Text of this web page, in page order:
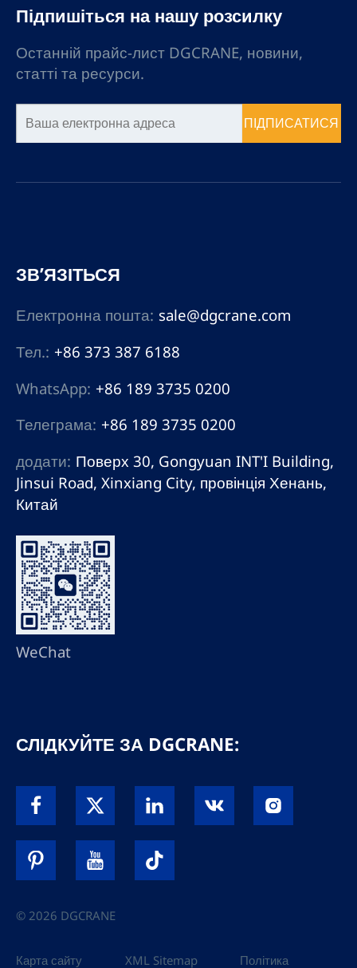
Підпишіться на нашу розсилку
Останній прайс-лист DGCRANE, новини,
статті та ресурси.
ПІДПИСАТИСЯ
ЗВ’ЯЗІТЬСЯ
Електронна пошта: sale@dgcrane.com
Тел.: +86 373 387 6188
WhatsApp: +86 189 3735 0200
Телеграма: +86 189 3735 0200
додати: Поверх 30, Gongyuan INT'I Building,
Jinsui Road, Xinxiang City, провінція Хенань,
Китай
WeChat
СЛІДКУЙТЕ ЗА DGCRANE:
© 2026 DGCRANE
Карта сайту XML Sitemap Політика